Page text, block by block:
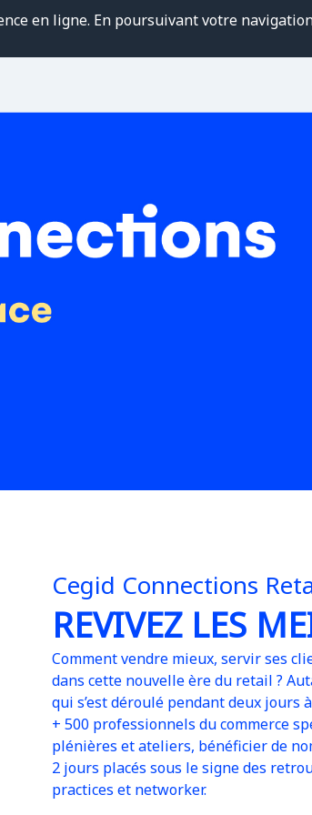
Cegid Connections
REVIVEZ LES
Comment vendre mieux, servir ses
dans cette nouvelle ère du retail ?
qui s’est déroulé pendant deux jours
+ 500 professionnels du commerce
plénières et ateliers, bénéficier de
2 jours placés sous le signe des
practices et networker.
en ligne. En poursuivant votre